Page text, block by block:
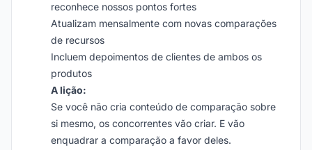
reconhece nossos pontos fortes
Atualizam mensalmente com novas comparações
de recursos
Incluem depoimentos de clientes de ambos os
produtos
A lição:
Se você não cria conteúdo de comparação sobre
si mesmo, os concorrentes vão criar. E vão
enquadrar a comparação a favor deles.